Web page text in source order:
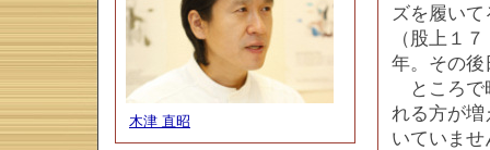
ズを履い
（股上１
年。その後
ところで
れる方が増
いていま
木津 直昭